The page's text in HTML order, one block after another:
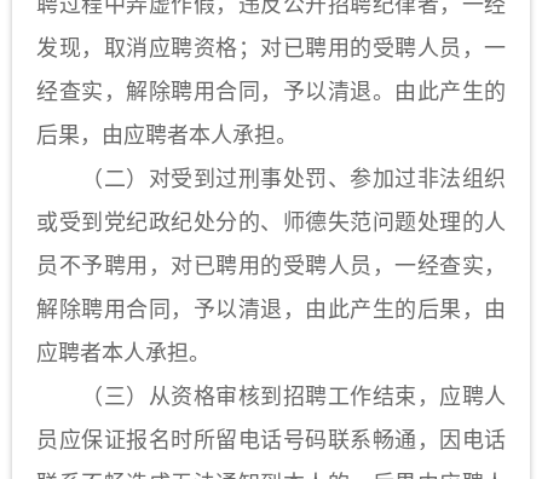
聘过程中弄虚作假，违反公开招聘纪律者，一经
发现，取消应聘资格；对已聘用的受聘人员，一
经查实，解除聘用合同，予以清退。由此产生的
后果，由应聘者本人承担。
（二）对受到过刑事处罚、参加过非法组织
或受到党纪政纪处分的、师德失范问题处理的人
员不予聘用，对已聘用的受聘人员，一经查实，
解除聘用合同，予以清退，由此产生的后果，由
应聘者本人承担。
（三）从资格审核到招聘工作结束，应聘人
员应保证报名时所留电话号码联系畅通，因电话